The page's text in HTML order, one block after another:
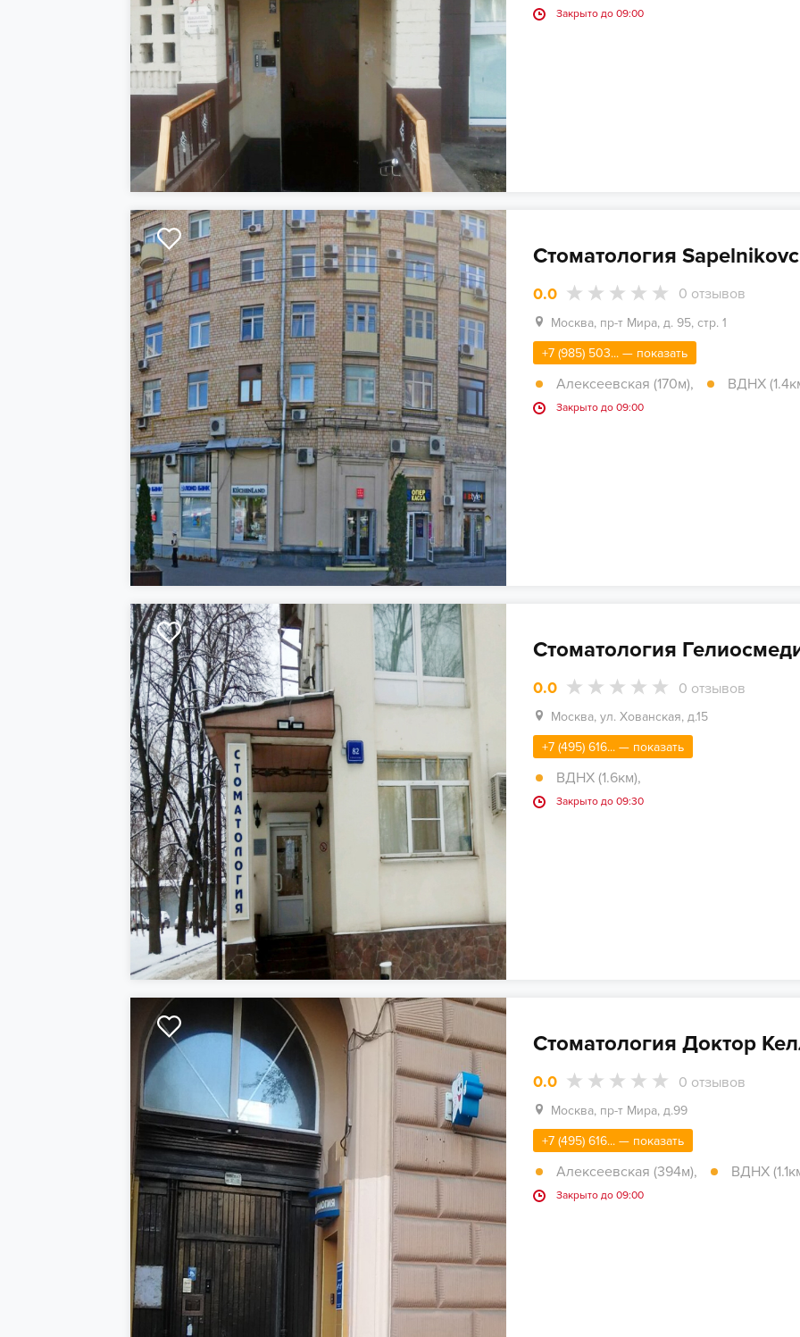
Закрыто до 09:00
Стоматология
0.0 0 отзывов
Москва, пр-т Мира, д. 95, стр. 1
+7 (985) 503... — показать
Алексеевская (170м), ВДНХ
Закрыто до 09:00
Стоматология
0.0 0 отзывов
Москва, ул. Хованская, д.15
+7 (495) 616... — показать
ВДНХ (1.6км),
Закрыто до 09:30
Стоматология Доктор
0.0 0 отзывов
Москва, пр-т Мира, д.99
+7 (495) 616... — показать
Алексеевская (394м), ВДНХ
Закрыто до 09:00